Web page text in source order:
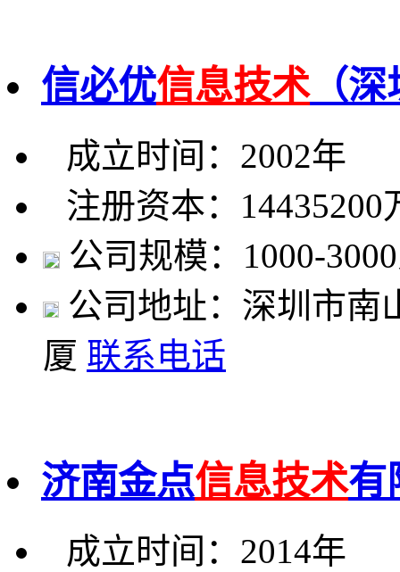
信必优信息技术（深
成立时间：2002年
注册资本：14435200
公司规模：1000-
公司地址：深圳市南
厦 联系电话
济南金点信息技术有
成立时间：2014年